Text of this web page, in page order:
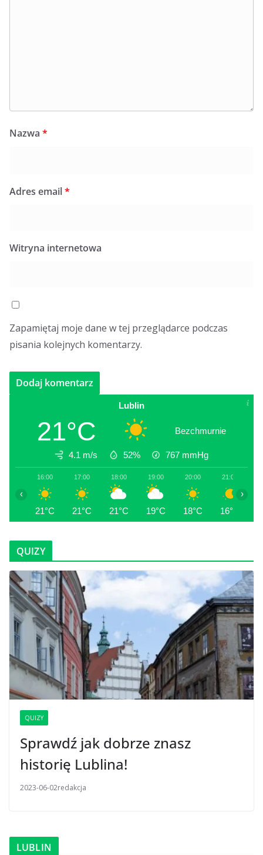
Nazwa *
Adres email*
Witryna internetowa
Zapamiętaj moje dane w tej przeglądarce podczas
pisania kolejnych komentarzy.
Lublin
21°C Bezchmurnie
4.1 m/s 52% 767 mmHg
16:00
21°C
17:00
21°C
18:00
21°C
19:00
19°C
20:00
18°C
21:00
16°C
‹ ›
QUIZY
QUIZY
Sprawdź jak dobrze znasz
historię Lublina!
2023-06-02redakcja
LUBLIN